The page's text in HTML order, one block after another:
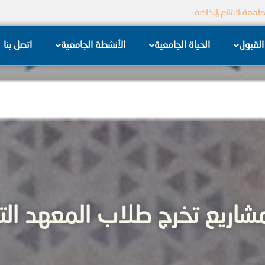
الشام الخاصة
القبول الحياة الجامعية الأنشطة الجامعية اتصل بنا
تخرج طلاب المعهد